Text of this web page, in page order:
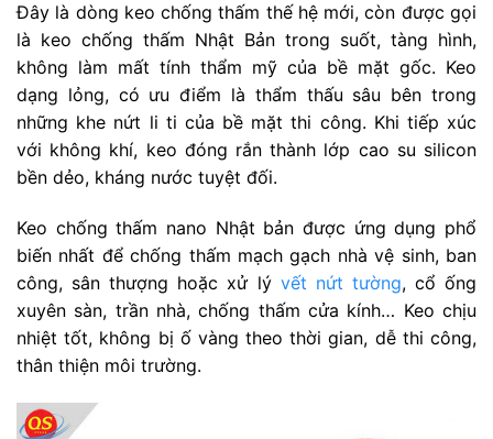
Đây là dòng keo chống thấm thế hệ mới, còn được gọi
là keo chống thấm Nhật Bản trong suốt, tàng hình,
không làm mất tính thẩm mỹ của bề mặt gốc. Keo
dạng lỏng, có ưu điểm là thẩm thấu sâu bên trong
những khe nứt li ti của bề mặt thi công. Khi tiếp xúc
với không khí, keo đóng rắn thành lớp cao su silicon
bền dẻo, kháng nước tuyệt đối.
Keo chống thấm nano Nhật bản được ứng dụng phổ
biến nhất để chống thấm mạch gạch nhà vệ sinh, ban
công, sân thượng hoặc xử lý vết nứt tường, cổ ống
xuyên sàn, trần nhà, chống thấm cửa kính… Keo chịu
nhiệt tốt, không bị ố vàng theo thời gian, dễ thi công,
thân thiện môi trường.